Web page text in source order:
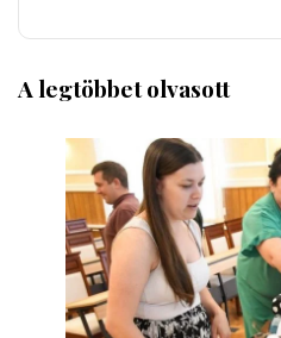
A legtöbbet olvasott